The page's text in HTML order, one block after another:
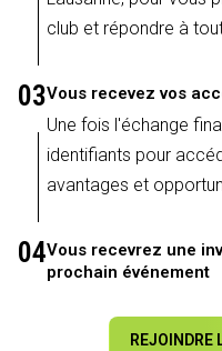
club et répondre à
03Vous recevez vos
Une fois l'échange
identifiants pour
avantages et
04Vous recevrez une
prochain événement
REJOINDRE